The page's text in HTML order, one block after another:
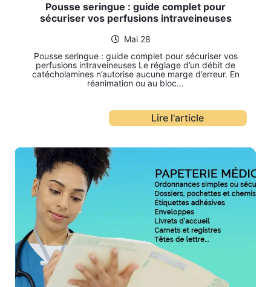
Pousse seringue : guide complet pour
sécuriser vos perfusions intraveineuses
Mai 28
Pousse seringue : guide complet pour sécuriser vos
perfusions intraveineuses Le réglage d’un débit de
catécholamines n’autorise aucune marge d’erreur. En
réanimation ou au bloc...
Lire l'article